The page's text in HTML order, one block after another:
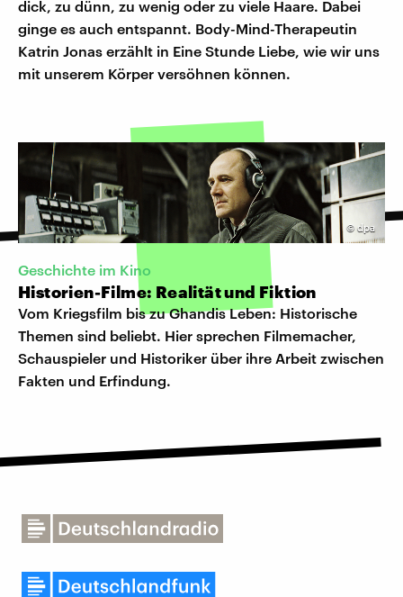
dick, zu dünn, zu wenig oder zu viele Haare. Dabei
ginge es auch entspannt. Body-Mind-Therapeutin
Katrin Jonas erzählt in Eine Stunde Liebe, wie wir uns
mit unserem Körper versöhnen können.
© dpa
Geschichte im Kino
Historien-Filme: Realität und Fiktion
Vom Kriegsfilm bis zu Ghandis Leben: Historische
Themen sind beliebt. Hier sprechen Filmemacher,
Schauspieler und Historiker über ihre Arbeit zwischen
Fakten und Erfindung.